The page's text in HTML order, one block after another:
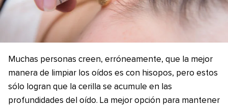
Muchas personas creen, erróneamente, que la mejor
manera de limpiar los oídos es con hisopos, pero estos
sólo logran que la cerilla se acumule en las
profundidades del oído. La mejor opción para mantener